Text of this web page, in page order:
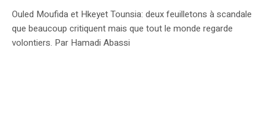
Ouled Moufida et Hkeyet Tounsia: deux feuilletons à scandale
que beaucoup critiquent mais que tout le monde regarde
volontiers. Par Hamadi Abassi